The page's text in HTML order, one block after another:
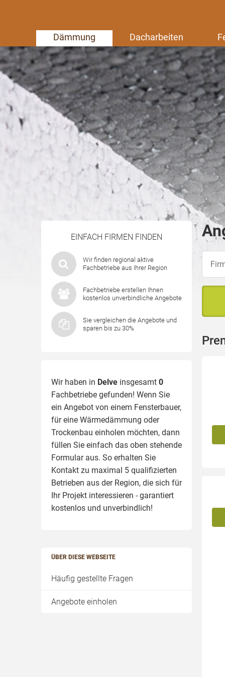
Dämmung Dacharbeiten
EINFACH FIRMEN FINDEN
Wir finden regional aktive
Fachbetriebe aus Ihrer Region
Fachbetriebe erstellen Ihnen
kostenlos unverbindliche Angebote
Sie vergleichen die Angebote und
sparen bis zu 30%
Wir haben in Delve insgesamt 0
Fachbetriebe gefunden! Wenn Sie
ein Angebot von einem Fensterbauer,
für eine Wärmedämmung oder
Trockenbau einholen möchten, dann
füllen Sie einfach das oben stehende
Formular aus. So erhalten Sie
Kontakt zu maximal 5 qualifizierten
Betrieben aus der Region, die sich für
Ihr Projekt interessieren - garantiert
kostenlos und unverbindlich!
ÜBER DIESE WEBSEITE
Häufig gestellte Fragen
Angebote einholen